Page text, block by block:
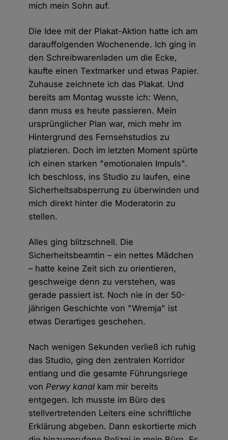
mich mein Sohn auf.
Die Idee mit der Plakat-Aktion hatte ich am
darauffolgenden Wochenende. Ich ging in
den Schreibwarenladen um die Ecke,
kaufte einen Textmarker und etwas Papier.
Zuhause zeichnete ich das Plakat. Und
bereits am Montag wusste ich: Wenn,
dann muss es heute passieren. Mein
ursprünglicher Plan war, mich mehr im
Hintergrund des Fernsehstudios zu
platzieren. Doch im letzten Moment spürte
ich einen starken "emotionalen Impuls".
Ich beschloss, ins Studio zu laufen, eine
Sicherheitsabsperrung zu überwinden und
mich direkt hinter die Moderatorin zu
stellen.
Alles ging blitzschnell. Die
Sicherheitsbeamtin – ein nettes Mädchen
– hatte keine Zeit sich zu orientieren,
geschweige denn zu verstehen, was
gerade passiert ist. Noch nie in der 50-
jährigen Geschichte von "Wremja" ist
etwas Derartiges geschehen.
Nach wenigen Sekunden verließ ich ruhig
das Studio, ging den zentralen Korridor
entlang und die gesamte Führungsriege
vonPerwy kanal kam mir bereits
entgegen. Ich musste im Büro des
stellvertretenden Leiters eine schriftliche
Erklärung abgeben. Dann eskortierte mich